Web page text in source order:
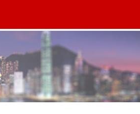
refresh-post-page-wud/